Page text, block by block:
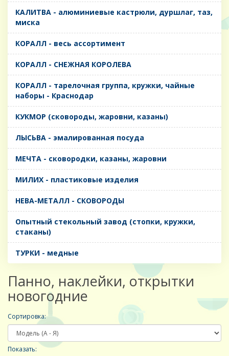
КАЛИТВА - алюминиевые кастрюли, дуршлаг, таз,
миска
КОРАЛЛ - весь ассортимент
КОРАЛЛ - СНЕЖНАЯ КОРОЛЕВА
КОРАЛЛ - тарелочная группа, кружки, чайные
наборы - Краснодар
КУКМОР (сковороды, жаровни, казаны)
ЛЫСЬВА - эмалированная посуда
МЕЧТА - сковородки, казаны, жаровни
МИЛИХ - пластиковые изделия
НЕВА-МЕТАЛЛ - СКОВОРОДЫ
Опытный стекольный завод (стопки, кружки,
стаканы)
ТУРКИ - медные
Панно, наклейки, открытки
новогодние
Сортировка:
Показать: